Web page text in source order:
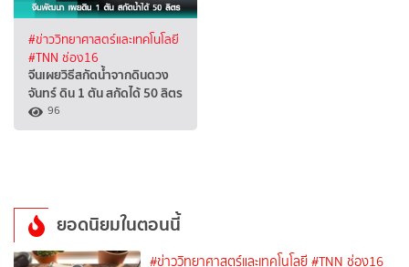
#ข่าววิทยาศาสตร์และเทคโนโลยี
#TNN ช่อง16
จีนเผยวิธีสกัดน้ำจากดินดวง
จันทร์ ดิน 1 ตัน สกัดได้ 50 ลิตร
96
ยอดนิยมในตอนนี้
#ข่าววิทยาศาสตร์และเทคโนโลยี #TNN ช่อง16